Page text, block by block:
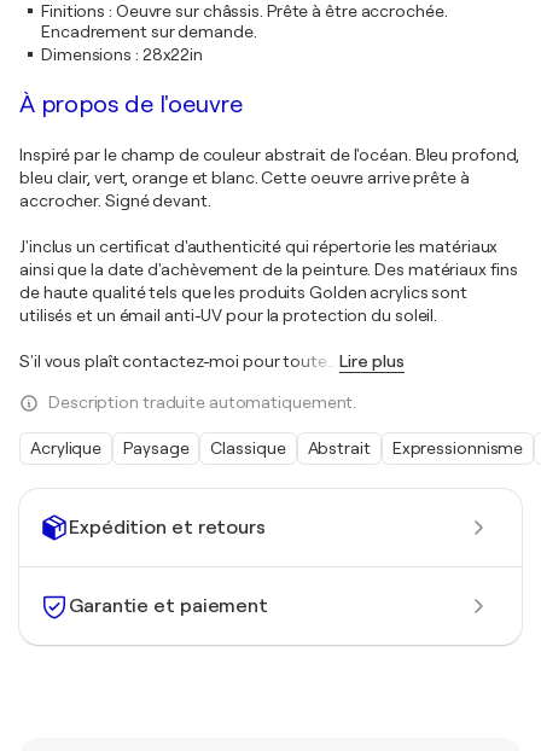
Expédition et retours
Garantie et paiement
Finitions : Oeuvre sur châssis. Prête à être accrochée.
Encadrement sur demande.
Dimensions : 28x22in
À propos de l'oeuvre
Inspiré par le champ de couleur abstrait de l'océan. Bleu profond,
bleu clair, vert, orange et blanc. Cette oeuvre arrive prête à
accrocher. Signé devant.
J'inclus un certificat d'authenticité qui répertorie les matériaux
ainsi que la date d'achèvement de la peinture. Des matériaux fins
de haute qualité tels que les produits Golden acrylics sont
utilisés et un émail anti-UV pour la protection du soleil.
S'il vous plaît contactez-moi pour toute Lire plus
Description traduite automatiquement.
Acrylique Paysage Classique Abstrait Expressionnisme